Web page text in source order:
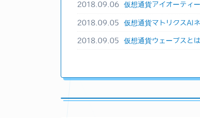
2018.09.06 仮想通貨アイオーティ
2018.09.05 仮想通貨マトリクスAI
2018.09.05 仮想通貨ウェーブスとは